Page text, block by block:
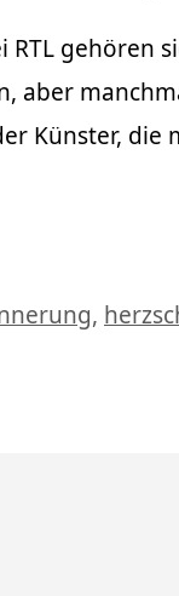
RTL gehören
aber
Künster, die
,